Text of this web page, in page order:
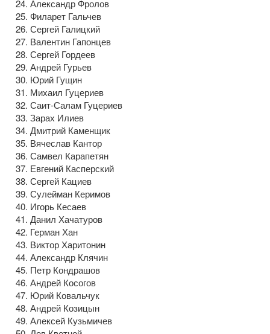
Александр Фролов
Филарет Гальчев
Сергей Галицкий
Валентин Гапонцев
Сергей Гордеев
Андрей Гурьев
Юрий Гущин
Михаил Гуцериев
Саит-Салам Гуцериев
Зарах Илиев
Дмитрий Каменщик
Вячеслав Кантор
Самвел Карапетян
Евгений Касперский
Сергей Кациев
Сулейман Керимов
Игорь Кесаев
Данил Хачатуров
Герман Хан
Виктор Харитонин
Александр Клячин
Петр Кондрашов
Андрей Косогов
Юрий Ковальчук
Андрей Козицын
Алексей Кузьмичев